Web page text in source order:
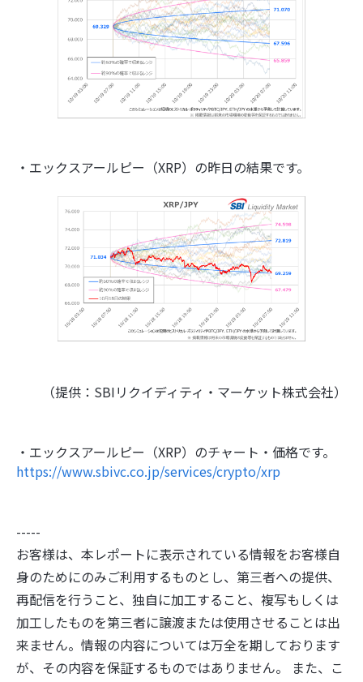
・エックスアールピー（XRP）の昨日の結果です。
（提供：SBIリクイディティ・マーケット株式会社）
・エックスアールピー（XRP）のチャート・価格です。
https://www.sbivc.co.jp/services/crypto/xrp
-----
お客様は、本レポートに表示されている情報をお客様自
身のためにのみご利用するものとし、第三者への提供、
再配信を行うこと、独自に加工すること、複写もしくは
加工したものを第三者に譲渡または使用させることは出
来ません。情報の内容については万全を期しております
が、その内容を保証するものではありません。 また、こ